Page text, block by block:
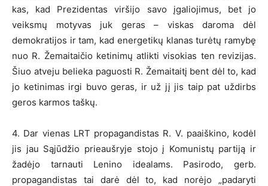
kas, kad Prezidentas viršijo savo įgaliojimus, bet jo
veiksmų motyvas juk geras – viskas daroma dėl
demokratijos ir tam, kad energetikų klanas turėtų ramybę
nuo R. Žemaitaičio ketinimų atlikti visokias ten revizijas.
Šiuo atveju belieka paguosti R. Žemaitaitį bent dėl to, kad
jo ketinimas irgi buvo geras, ir už jį jis taip pat uždirbs
geros karmos taškų.
4. Dar vienas LRT propagandistas R. V. paaiškino, kodėl
jis jau Sąjūdžio prieaušryje stojo į Komunistų partiją ir
žadėjo tarnauti Lenino idealams. Pasirodo, gerb.
propagandistas tai darė dėl to, kad norėjo „padaryti